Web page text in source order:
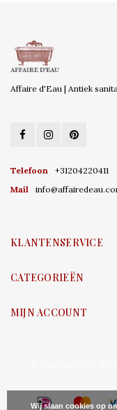
Affaire d'Eau | Antiek
Telefoon
+31204220411
Mail
KLANTENSERVICE
CATEGORIEËN
MIJN ACCOUNT
Wij slaan cookies op